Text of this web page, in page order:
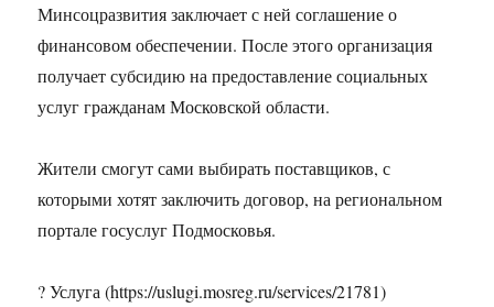
Минсоцразвития заключает с ней соглашение о
финансовом обеспечении. После этого организация
получает субсидию на предоставление социальных
услуг гражданам Московской области.
Жители смогут сами выбирать поставщиков, с
которыми хотят заключить договор, на региональном
портале госуслуг Подмосковья.
? Услуга (https://uslugi.mosreg.ru/services/21781)